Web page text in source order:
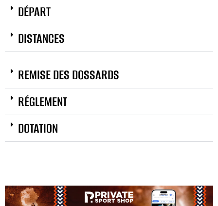
DÉPART
DISTANCES
REMISE DES DOSSARDS
RÉGLEMENT
DOTATION